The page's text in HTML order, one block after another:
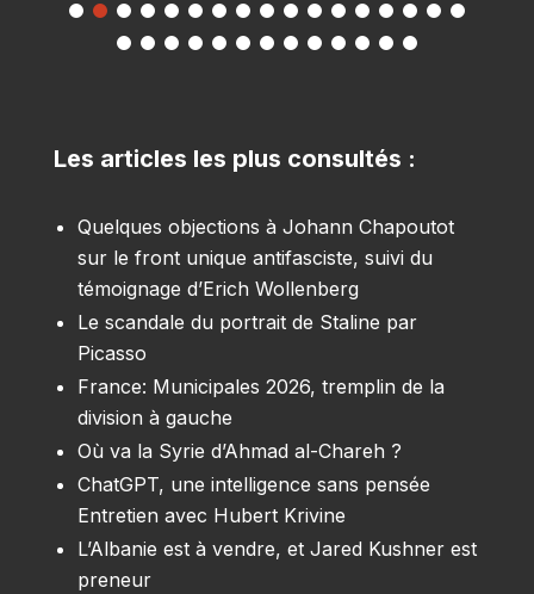
Les articles les plus consultés :
Quelques objections à Johann Chapoutot
sur le front unique antifasciste, suivi du
témoignage d’Erich Wollenberg
Le scandale du portrait de Staline par
Picasso
France: Municipales 2026, tremplin de la
division à gauche
Où va la Syrie d’Ahmad al-Chareh ?
ChatGPT, une intelligence sans pensée
Entretien avec Hubert Krivine
L’Albanie est à vendre, et Jared Kushner est
preneur